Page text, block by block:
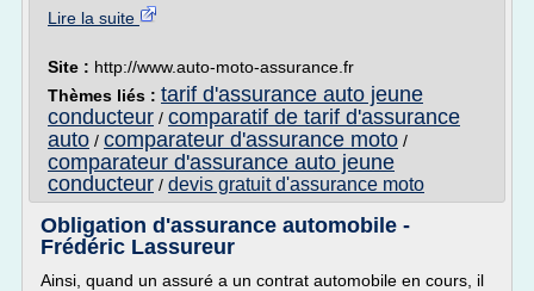
Lire la suite
Site : http://www.auto-moto-assurance.fr
Thèmes liés : tarif d'assurance auto jeune
conducteur / comparatif de tarif d'assurance
auto / comparateur d'assurance moto /
comparateur d'assurance auto jeune
conducteur / devis gratuit d'assurance moto
Obligation d'assurance automobile -
Frédéric Lassureur
Ainsi, quand un assuré a un contrat automobile en cours, il